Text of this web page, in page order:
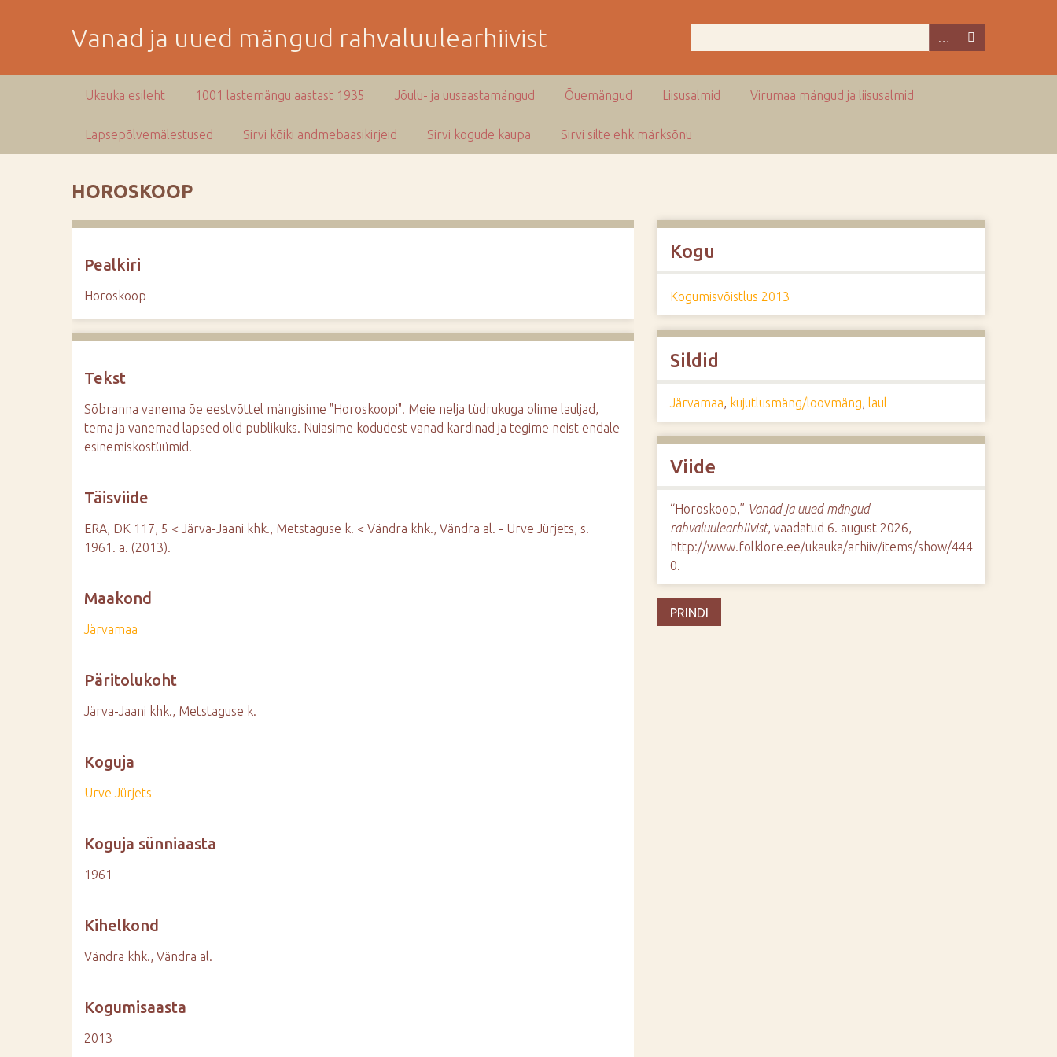
Vanad ja uued mängud rahvaluulearhiivist
Ukauka esileht 1001 lastemängu aastast 1935 Jõulu- ja uusaastamängud Õuemängud Liisusalmid Virumaa mängud ja liisusalmid
Lapsepõlvemälestused Sirvi kõiki andmebaasikirjeid Sirvi kogude kaupa Sirvi silte ehk märksõnu
HOROSKOOP
Pealkiri
Horoskoop
Tekst
Sõbranna vanema õe eestvõttel mängisime "Horoskoopi". Meie nelja tüdrukuga olime lauljad,
tema ja vanemad lapsed olid publikuks. Nuiasime kodudest vanad kardinad ja tegime neist endale
esinemiskostüümid.
Täisviide
ERA, DK 117, 5 < Järva-Jaani khk., Metstaguse k. < Vändra khk., Vändra al. - Urve Jürjets, s.
1961. a. (2013).
Maakond
Järvamaa
Päritolukoht
Järva-Jaani khk., Metstaguse k.
Koguja
Urve Jürjets
Koguja sünniaasta
1961
Kihelkond
Vändra khk., Vändra al.
Kogumisaasta
2013
Kogu
Kogumisvõistlus 2013
Sildid
Järvamaa, kujutlusmäng/loovmäng, laul
Viide
“Horoskoop,” Vanad ja uued mängud
rahvaluulearhiivist, vaadatud 6. august 2026,
http://www.folklore.ee/ukauka/arhiiv/items/show/444
0.
PRINDI